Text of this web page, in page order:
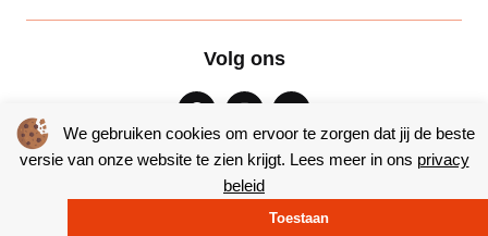
We gebruiken cookies om ervoor te zorgen dat jij de beste
versie van onze website te zien krijgt. Lees meer in ons privacy
beleid
Toestaan
Volg ons